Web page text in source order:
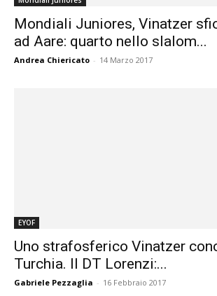
Mondiali Juniores, Vinatzer
ad Aare: quarto nello slalom...
Andrea Chiericato - 14 Marzo 2017
EYOF
Uno strafosferico Vinatzer
Turchia. Il DT Lorenzi:...
Gabriele Pezzaglia - 16 Febbraio 2017